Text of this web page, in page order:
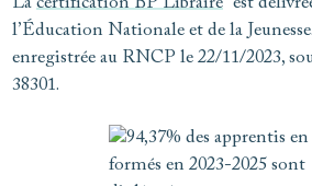
Lacertification BP Libraire est
l’Éducation Nationale et de la
enregistrée au RNCP le 22/11/2023,
38301.